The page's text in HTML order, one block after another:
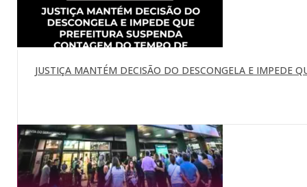
JUSTIÇA MANTÉM DECISÃO DO DESCONGELA E IMPEDE